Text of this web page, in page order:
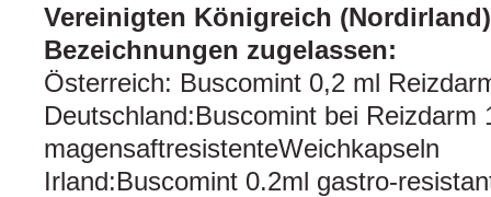
Vereinigten Königreich
Bezeichnungen zugelassen:
Österreich: Buscomint 0,2 ml
Deutschland:Buscomint bei Reizdarm
magensaftresistenteWeichkapseln
Irland:Buscomint 0.2ml gastro-